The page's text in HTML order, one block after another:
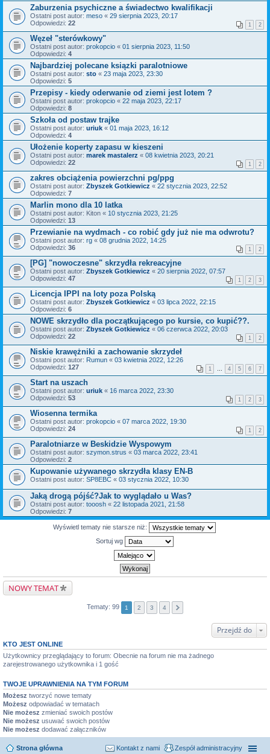
Zaburzenia psychiczne a świadectwo kwalifikacji
Ostatni post autor: meso « 29 sierpnia 2023, 20:17
Odpowiedzi: 22 1 2
Węzeł "sterówkowy"
Ostatni post autor: prokopcio « 01 sierpnia 2023, 11:50
Odpowiedzi: 4
Najbardziej polecane ksiązki paralotniowe
Ostatni post autor: sto « 23 maja 2023, 23:30
Odpowiedzi: 5
Przepisy - kiedy oderwanie od ziemi jest lotem ?
Ostatni post autor: prokopcio « 22 maja 2023, 22:17
Odpowiedzi: 8
Szkoła od postaw trajke
Ostatni post autor: uriuk « 01 maja 2023, 16:12
Odpowiedzi: 4
Ułożenie koperty zapasu w kieszeni
Ostatni post autor: marek mastalerz « 08 kwietnia 2023, 20:21
Odpowiedzi: 22 1 2
zakres obciążenia powierzchni pg/ppg
Ostatni post autor: Zbyszek Gotkiewicz « 22 stycznia 2023, 22:52
Odpowiedzi: 7
Marlin mono dla 10 latka
Ostatni post autor: Kiton « 10 stycznia 2023, 21:25
Odpowiedzi: 13
Przewianie na wydmach - co robić gdy już nie ma odwrotu?
Ostatni post autor: rg « 08 grudnia 2022, 14:25
Odpowiedzi: 36 1 2
[PG] "nowoczesne" skrzydła rekreacyjne
Ostatni post autor: Zbyszek Gotkiewicz « 20 sierpnia 2022, 07:57
Odpowiedzi: 47 1 2 3
Licencja IPPI na loty poza Polską
Ostatni post autor: Zbyszek Gotkiewicz « 03 lipca 2022, 22:15
Odpowiedzi: 6
NOWE skrzydło dla początkującego po kursie, co kupić??.
Ostatni post autor: Zbyszek Gotkiewicz « 06 czerwca 2022, 20:03
Odpowiedzi: 22 1 2
Niskie krawężniki a zachowanie skrzydeł
Ostatni post autor: Rumun « 03 kwietnia 2022, 12:26
Odpowiedzi: 127 1 … 4 5 6 7
Start na uszach
Ostatni post autor: uriuk « 16 marca 2022, 23:30
Odpowiedzi: 53 1 2 3
Wiosenna termika
Ostatni post autor: prokopcio « 07 marca 2022, 19:30
Odpowiedzi: 24 1 2
Paralotniarze w Beskidzie Wyspowym
Ostatni post autor: szymon.strus « 03 marca 2022, 23:41
Odpowiedzi: 2
Kupowanie używanego skrzydła klasy EN-B
Ostatni post autor: SP8EBC « 03 stycznia 2022, 10:30
Jaką drogą pójść?Jak to wyglądało u Was?
Ostatni post autor: tooosh « 22 listopada 2021, 21:58
Odpowiedzi: 7
Wyświetl tematy nie starsze niż:
Sortuj wg
NOWY TEMAT
Tematy: 99 1 2 3 4
Przejdź do
KTO JEST ONLINE
Użytkownicy przeglądający to forum: Obecnie na forum nie ma żadnego
zarejestrowanego użytkownika i 1 gość
TWOJE UPRAWNIENIA NA TYM FORUM
Możesz tworzyć nowe tematy
Możesz odpowiadać w tematach
Nie możesz zmieniać swoich postów
Nie możesz usuwać swoich postów
Nie możesz dodawać załączników
Strona główna Zespół administracyjny
Kontakt z nami